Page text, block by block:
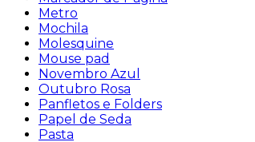
Metro
Mochila
Molesquine
Mouse pad
Novembro Azul
Outubro Rosa
Panfletos e Folders
Papel de Seda
Pasta